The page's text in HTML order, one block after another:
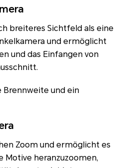
breiteres Sichtfeld als eine
und ermöglicht
und das Einfangen von
Brennweite und ein
Zoom und ermöglicht es
heranzuzoomen,